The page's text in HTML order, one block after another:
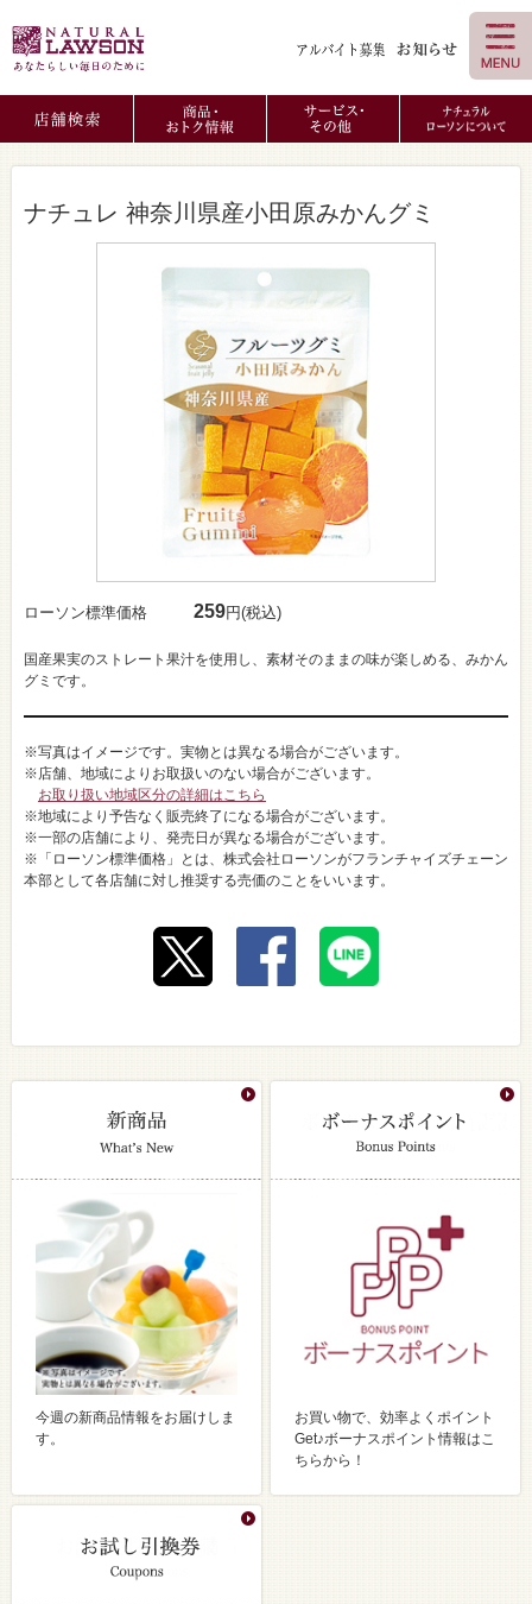
ナチュレ 神奈川県産小田原みかんグミ
ローソン標準価格 259円(税込)
国産果実のストレート果汁を使用し、素材そのままの味が楽しめる、みかん
グミです。
※写真はイメージです。実物とは異なる場合がございます。
※店舗、地域によりお取扱いのない場合がございます。
お取り扱い地域区分の詳細はこちら
※地域により予告なく販売終了になる場合がございます。
※一部の店舗により、発売日が異なる場合がございます。
※「ローソン標準価格」とは、株式会社ローソンがフランチャイズチェーン
本部として各店舗に対し推奨する売価のことをいいます。
今週の新商品情報をお届けしま
す。
お買い物で、効率よくポイント
Get♪ボーナスポイント情報はこ
ちらから！